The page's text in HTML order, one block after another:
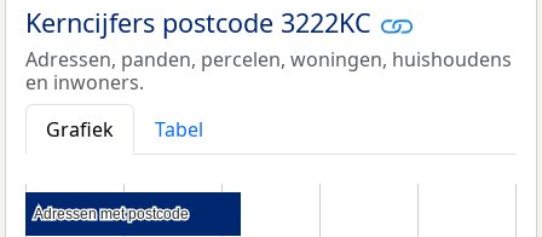
Kerncijfers postcode 3222KC
Adressen, panden, percelen, woningen, huishoudens
en inwoners.
Grafiek
Tabel
Adressen met postcode
Adressen met postcode